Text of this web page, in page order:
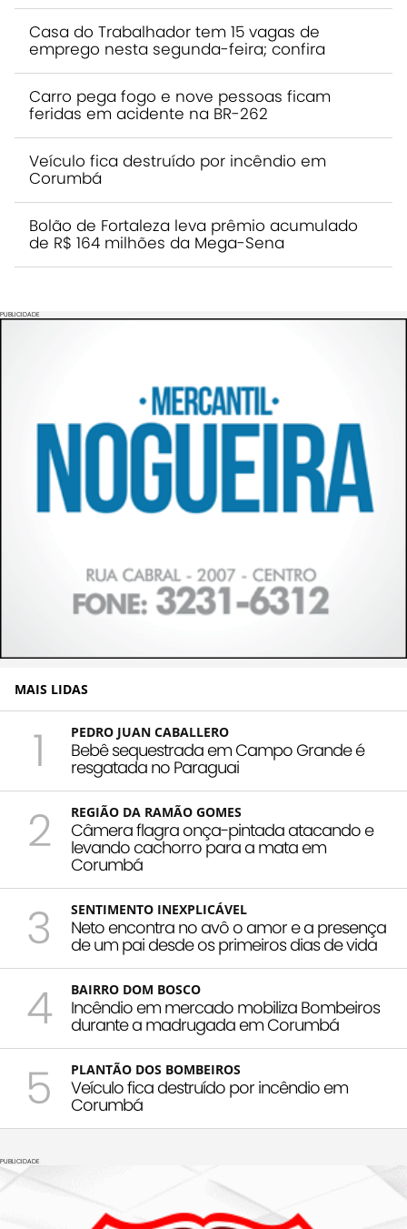
Casa do Trabalhador tem 15 vagas de
emprego nesta segunda-feira; confira
Carro pega fogo e nove pessoas ficam
feridas em acidente na BR-262
Veículo fica destruído por incêndio em
Corumbá
Bolão de Fortaleza leva prêmio acumulado
de R$ 164 milhões da Mega-Sena
PUBLICIDADE
MAIS LIDAS
1 PEDRO JUAN CABALLERO
Bebê sequestrada em Campo Grande é
resgatada no Paraguai
2 REGIÃO DA RAMÃO GOMES
Câmera flagra onça-pintada atacando e
levando cachorro para a mata em
Corumbá
3 SENTIMENTO INEXPLICÁVEL
Neto encontra no avô o amor e a presença
de um pai desde os primeiros dias de vida
4 BAIRRO DOM BOSCO
Incêndio em mercado mobiliza Bombeiros
durante a madrugada em Corumbá
5 PLANTÃO DOS BOMBEIROS
Veículo fica destruído por incêndio em
Corumbá
PUBLICIDADE